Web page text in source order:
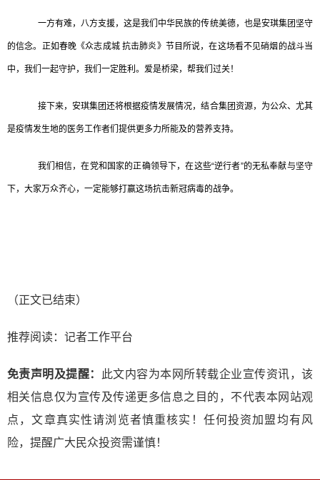
一方有难，八方支援，这是我们中华民族的传统美德，也是安琪集团坚守
的信念。正如春晚《众志成城 抗击肺炎》节目所说，在这场看不见硝烟的战斗当
中，我们一起守护，我们一定胜利。爱是桥梁，帮我们过关！
接下来，安琪集团还将根据疫情发展情况，结合集团资源，为公众、尤其
是疫情发生地的医务工作者们提供更多力所能及的营养支持。
我们相信，在党和国家的正确领导下，在这些“逆行者”的无私奉献与坚守
下，大家万众齐心，一定能够打赢这场抗击新冠病毒的战争。
（正文已结束）
推荐阅读： 记者工作平台
免责声明及提醒：
此文内容为本网所转载企业宣传资讯，该
相关信息仅为宣传及传递更多信息之目的，不代表本网站观
点，文章真实性请浏览者慎重核实！任何投资加盟均有风
险，提醒广大民众投资需谨慎！